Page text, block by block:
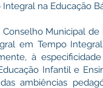
na Educação
Municipal
em Tempo
à
Infantil e
ambiências